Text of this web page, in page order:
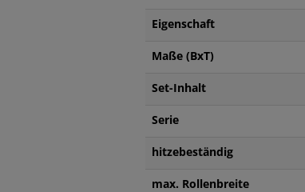
Eigenschaft
Maße (BxT)
Set-Inhalt
Serie
hitzebeständig
max. Rollenbreite